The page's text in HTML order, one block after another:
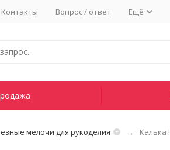
Контакты Вопрос / ответ Ещё
мелочи для рукоделия Калька